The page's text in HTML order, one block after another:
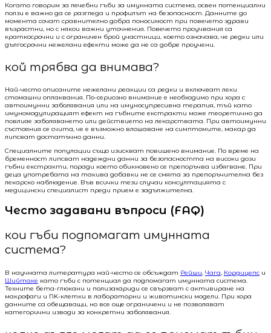
Когато говорим за лечебни гъби за имунната система, освен потенциални
ползи е важно да се разгледа и профилът на безопасност. Данните до
момента сочат сравнително добра поносимост при повечето здрави
възрастни, но с някои важни уточнения. Повечето проучвания са
краткосрочни и с ограничен брой участници, което означава, че редки или
дългосрочни нежелани ефекти може да не са добре проучени.
кой трябва да внимава?
Най-често описаните нежелани реакции са редки и включват леки
стомашни оплаквания. По-сериозно внимание е необходимо при хора с
автоимунни заболявания или на имуносупресивна терапия, тъй като
имуномодулиращият ефект на гъбните екстракти може теоретично да
повлияе заболяването или действието на лекарствата. При автоимунни
състояния се счита, че е възможно влошаване на симптомите, макар да
липсват достатъчно данни.
Специалните популации също изискват повишено внимание. По време на
бременност липсват надеждни данни за безопасността на високи дози
гъбни екстракти, поради което обикновено се препоръчва избягване. При
деца употребата на такива добавки не се смята за препоръчителна без
лекарско наблюдение. Във всички тези случаи консултацията с
медицински специалист преди прием е задължителна.
Често задавани въпроси (FAQ)
кои гъби подпомагат имунната
система?
В научната литература най-често се обсъждат Рейши, Чага, Кордицепс и
Шийтаке като гъби с потенциал да подпомагат имунната система.
Техните бета-глюкани и полизахариди се свързват с активиране на
макрофаги и NK-клетки в лабораторни и животински модели. При хора
данните са обещаващи, но все още ограничени и не позволяват
категорични изводи за конкретни заболявания.